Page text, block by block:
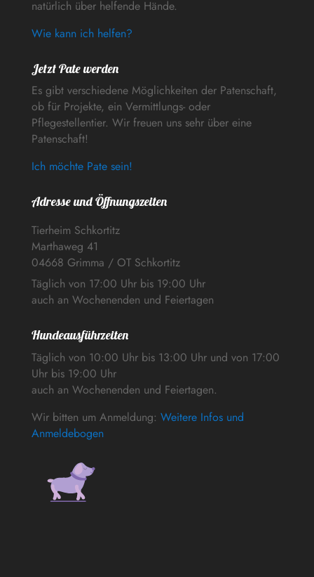
natürlich über helfende Hände.
Wie kann ich helfen?
Jetzt Pate werden
Es gibt verschiedene Möglichkeiten der Patenschaft,
ob für Projekte, ein Vermittlungs- oder
Pflegestellentier. Wir freuen uns sehr über eine
Patenschaft!
Ich möchte Pate sein!
Adresse und Öffnungszeiten
Tierheim Schkortitz
Marthaweg 41
04668 Grimma / OT Schkortitz
Täglich von 17:00 Uhr bis 19:00 Uhr
auch an Wochenenden und Feiertagen
Hundeausführzeiten
Täglich von 10:00 Uhr bis 13:00 Uhr und von 17:00
Uhr bis 19:00 Uhr
auch an Wochenenden und Feiertagen.
Wir bitten um Anmeldung: Weitere Infos und
Anmeldebogen